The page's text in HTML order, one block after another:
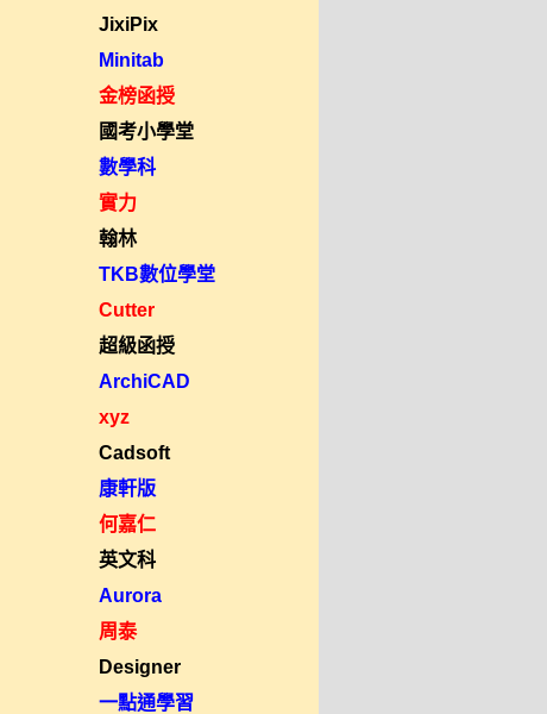
JixiPix
Minitab
金榜函授
國考小學堂
數學科
實力
翰林
TKB數位學堂
Cutter
超級函授
ArchiCAD
xyz
Cadsoft
康軒版
何嘉仁
英文科
Aurora
周泰
Designer
一點通學習